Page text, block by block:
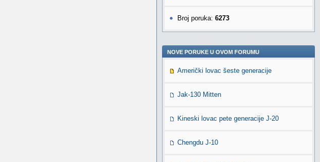
Broj poruka: 6273
NOVE PORUKE U OVOM FORUMU
Američki lovac šeste generacije
Jak-130 Mitten
Kineski lovac pete generacije J-20
Chengdu J-10